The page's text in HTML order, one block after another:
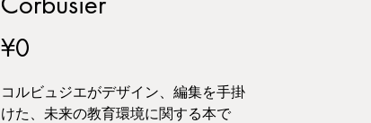
¥0
コルビュジエがデザイン、編集を手掛
けた、未来の教育環境に関する本で